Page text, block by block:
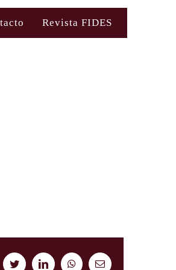
Revista FIDES
TwitterLinkedInWhatsAppCorreo